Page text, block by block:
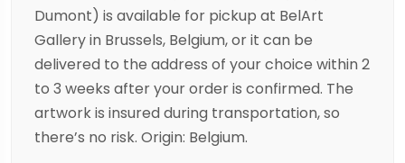
Dumont) is available for pickup at BelArt
Gallery in Brussels, Belgium, or it can be
delivered to the address of your choice within 2
to 3 weeks after your order is confirmed. The
artwork is insured during transportation, so
there’s no risk. Origin: Belgium.